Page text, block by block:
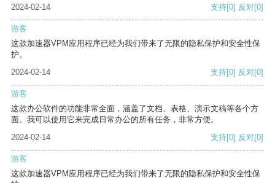
2024-02-14 支持[0] 反对[0]
游客
这款加速器VPM应用程序已经为我们带来了无限的隐私保护和安全性保
护。
2024-02-14
支持[0] 反对[0]
游客
这款办公软件的功能非常全面，涵盖了文档、表格、演示文稿等各个方
面。我可以使用它来完成日常办公的所有任务，非常方便。
2024-02-14
支持[0] 反对[0]
游客
这款加速器VPM应用程序已经为我们带来了无限的隐私保护和安全性保